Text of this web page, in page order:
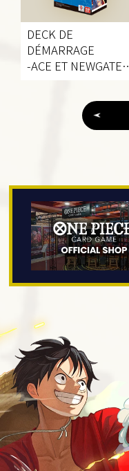
DECK DE
DÉMARRAGE
-ACE ET NEWGATE-